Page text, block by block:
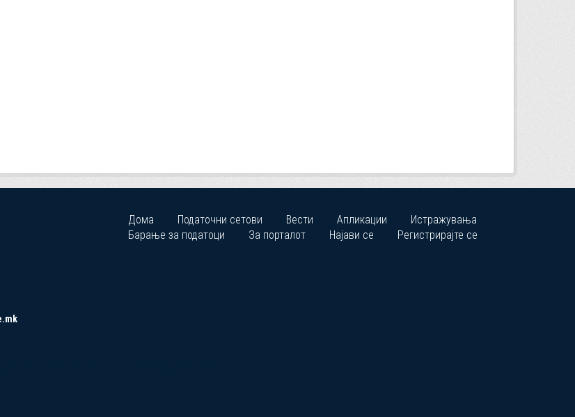
Дома Податочни сетови Вести Апликации
Истражувања
Барање за податоци
За порталот Најави се Регистрирајте се